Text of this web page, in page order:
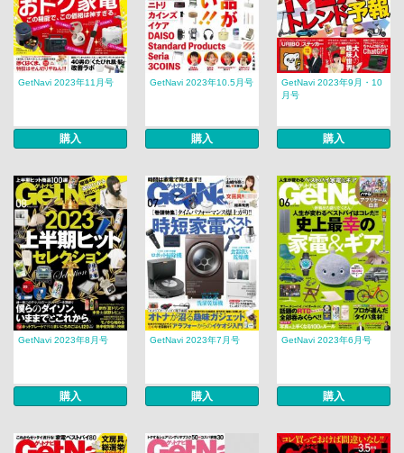
GetNavi 2023年11月号
購入
GetNavi 2023年10.5月号
購入
GetNavi 2023年9月・10
月号
購入
GetNavi 2023年8月号
購入
GetNavi 2023年7月号
購入
GetNavi 2023年6月号
購入